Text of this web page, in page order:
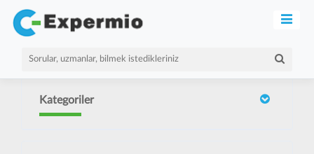
Kategoriler